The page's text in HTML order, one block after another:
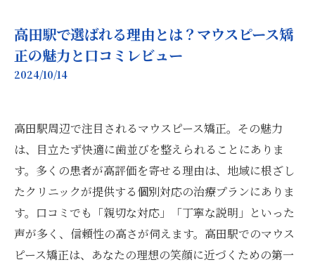
高田駅で選ばれる理由とは？マウスピース矯
正の魅力と口コミレビュー
2024/10/14
高田駅周辺で注目されるマウスピース矯正。その魅力
は、目立たず快適に歯並びを整えられることにありま
す。多くの患者が高評価を寄せる理由は、地域に根ざし
たクリニックが提供する個別対応の治療プランにありま
す。口コミでも「親切な対応」「丁寧な説明」といった
声が多く、信頼性の高さが伺えます。高田駅でのマウス
ピース矯正は、あなたの理想の笑顔に近づくための第一